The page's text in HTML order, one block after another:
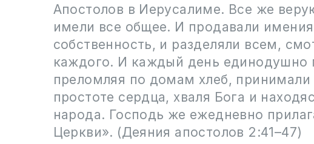
Апостолов в Иерусалиме. Все же
имели все общее. И продавали
собственность, и разделяли всем,
каждого. И каждый день единодушно
преломляя по домам хлеб, принимали
простоте сердца, хваля Бога и
народа. Господь же ежедневно
Церкви». (Деяния апостолов 2:41–47)